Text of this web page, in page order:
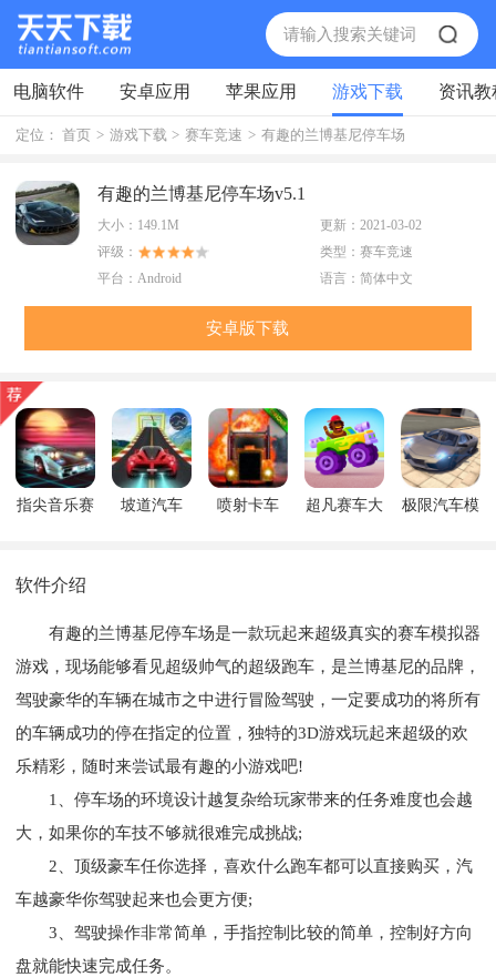
电脑软件 安卓应用 苹果应用 游戏下载 资讯教
定位： 首页 > 游戏下载 > 赛车竞速 > 有趣的兰博基尼停车场
有趣的兰博基尼停车场v5.1
大小： 149.1M 更新： 2021-03-02
评级：
类型： 赛车竞速
平台： Android 语言： 简体中文
安卓版下载
指尖音乐赛
坡道汽车 喷射卡车
超凡赛车大
极限汽车模
软件介绍
有趣的兰博基尼停车场是一款玩起来超级真实的赛车模拟器
游戏，现场能够看见超级帅气的超级跑车，是兰博基尼的品牌，
驾驶豪华的车辆在城市之中进行冒险驾驶，一定要成功的将所有
的车辆成功的停在指定的位置，独特的3D游戏玩起来超级的欢
乐精彩，随时来尝试最有趣的小游戏吧!
1、停车场的环境设计越复杂给玩家带来的任务难度也会越
大，如果你的车技不够就很难完成挑战;
2、顶级豪车任你选择，喜欢什么跑车都可以直接购买，汽
车越豪华你驾驶起来也会更方便;
3、驾驶操作非常简单，手指控制比较的简单，控制好方向
盘就能快速完成任务。